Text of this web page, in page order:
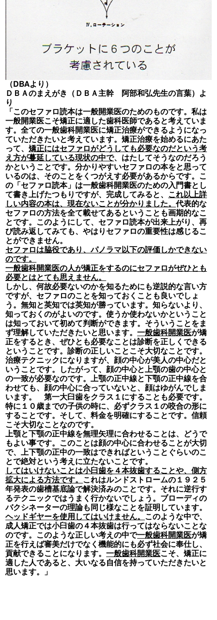
（DBAより）
ＤＢＡのまえがき（ＤＢＡ主幹 阿部和弘先生の言葉）よ
り
「このセファロ読本は一般開業医のためのものです。私は
一般開業医こそ矯正に適した歯科医師であると考えていま
す。全ての一般歯科開業医に矯正治療ができるようになっ
ていただきたいと考えています。矯正治療を始めるにあた
って、矯正にはセファロがどうしても必要なのだという考
え方が蔓延している現状の中で、はたしてそうなのだろう
かということです。分かりやすいセファロの本をと思って
いるのは、そのことをくつがえす必要があるからです。こ
の「セファロ読本」は一般歯科開業医のための入門書とし
て書き上げたつもりですが、完成してみると、 これ以上詳
しい内容の本は、現在ないことが分かりました。代表的な
セファロの方法を全て載せてあるということも画期的なこ
とです。このようにして、セファロ読本が出来上がり、再
び読み返してみても、やはりセファロの重要性は感じるこ
とができません。
セファロは脇役であり、パノラマ以下の評価しかできない
のです。
一般歯科開業医の人が矯正をするのにセファロがぜひとも
必要とはとても思えません。
しかし、何故必要ないのかを知るためにも逆説的な言い方
ですが、セファロのことを知っておくことも良いでしょ
う。無知と英知では英知が勝っています。知らないより、
知っておくのがよいのです。使うか使わないかということ
は知っておいて初めて判断ができます。そういうことをま
ず理解していただきたいと思います。一般歯科開業医が矯
正をするとき、ぜひとも必要なことは診断を正しくできる
ということです。診断の正しいことこそ大切なことです。
治療テクニックになりますが、顔の中心が美人の中心だと
いうことです。したがって、顔の中心と上顎の歯の中心と
の一致が必要なのです。上顎の正中線と下顎の正中線を合
わせても、顔の中心に合っていないと、顔はゆがんでしま
います。 第一大臼歯をクラス１にすることも必要です。
特に１０歳までの子供の時に、必ずクラス１の咬合の形に
することです。そして、料金を明確にすることです。信頼
こそ大切なことなのです。
上顎と下顎の正中線を無理矢理に合わせることは、どうで
もよい事です。このことは顔の中心に合わせることが大切
で、上下顎の正中の一致はできればということぐらいのこ
とで絶対という考えに立たないことです。
してはいけないことは小臼歯を４本抜歯することや、側方
拡大による方法です。 これはルンドストロームの１９２５
年発表の歯槽基底論で解決済みのことです。それに逆行す
るテクニックではうまく行かないでしょう。ブローディの
バクシネーターの理論も同じ様なことを証明しています。
ヘッドギヤーを使用してはいけません。 このような中で、
成人矯正では小臼歯の４本抜歯は行ってはならないことな
のです。このような正しい考えの中で一般歯科開業医が矯
正を行えば審美だけでなく機能的にも必ず社会に奉仕し、
貢献できることになります。一般歯科開業医こそ、矯正に
適した人であると、大いなる自信を持っていただきたいと
思います。」